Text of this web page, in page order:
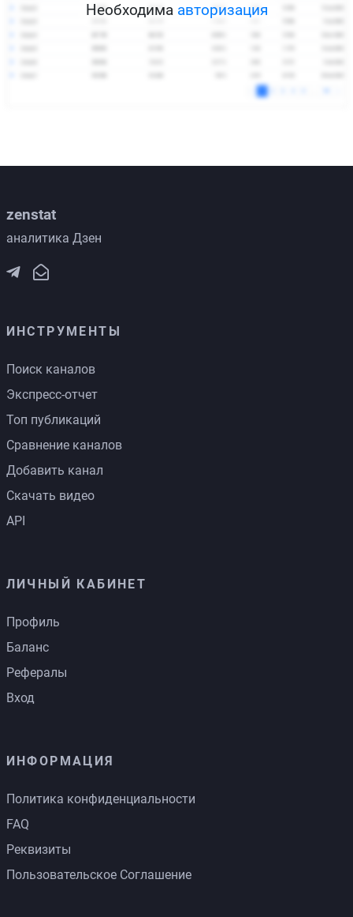
Необходима авторизация
zenstat
аналитика Дзен
ИНСТРУМЕНТЫ
Поиск каналов
Экспресс-отчет
Топ публикаций
Сравнение каналов
Добавить канал
Скачать видео
API
ЛИЧНЫЙ КАБИНЕТ
Профиль
Баланс
Рефералы
Вход
ИНФОРМАЦИЯ
Политика конфиденциальности
FAQ
Реквизиты
Пользовательское Соглашение